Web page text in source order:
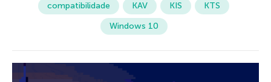
compatibilidade KAV KIS
KTS
Windows 10